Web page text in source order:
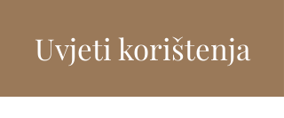
Uvjeti korištenja